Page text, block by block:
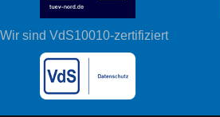
Wir sind VdS10010-zertifiziert